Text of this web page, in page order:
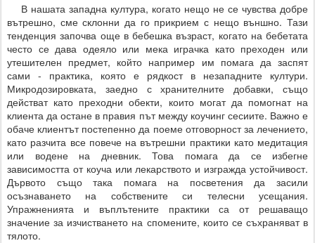
В нашата западна култура, когато нещо не се чувства добре
вътрешно, сме склонни да го прикрием с нещо външно. Тази
тенденция започва още в бебешка възраст, когато на бебетата
често се дава одеяло или мека играчка като преходен или
утешителен предмет, който например им помага да заспят
сами - практика, която е рядкост в незападните култури.
Микродозировката, заедно с хранителните добавки, също
действат като преходни обекти, които могат да помогнат на
клиента да остане в правия път между коучинг сесиите. Важно е
обаче клиентът постепенно да поеме отговорност за лечението,
като разчита все повече на вътрешни практики като медитация
или водене на дневник. Това помага да се избегне
зависимостта от коуча или лекарството и изгражда устойчивост.
Дървото също така помага на посветения да засили
осъзнаването на собствените си телесни усещания.
Упражненията и въплътените практики са от решаващо
значение за изчистването на спомените, които се съхраняват в
тялото.